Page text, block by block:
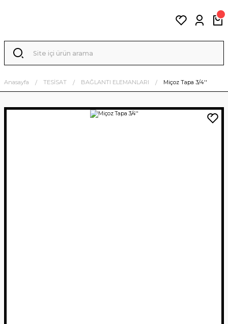
Anasayfa TESİSAT BAĞLANTI ELEMANLARI Miçoz Tapa 3/4''